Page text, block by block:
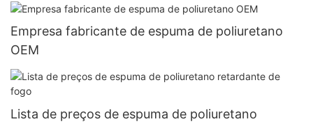
Empresa fabricante de espuma de poliuretano
OEM
Lista de preços de espuma de poliuretano